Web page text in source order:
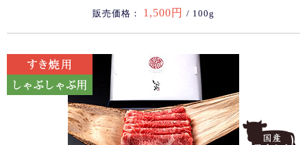
販売価格： 1,500円 / 100g